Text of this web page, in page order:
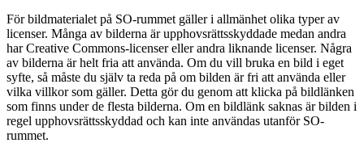
För bildmaterialet på SO-rummet gäller i allmänhet olika typer av
licenser. Många av bilderna är upphovsrättsskyddade medan andra
har Creative Commons-licenser eller andra liknande licenser. Några
av bilderna är helt fria att använda. Om du vill bruka en bild i eget
syfte, så måste du själv ta reda på om bilden är fri att använda eller
vilka villkor som gäller. Detta gör du genom att klicka på bildlänken
som finns under de flesta bilderna. Om en bildlänk saknas är bilden i
regel upphovsrättsskyddad och kan inte användas utanför SO-
rummet.